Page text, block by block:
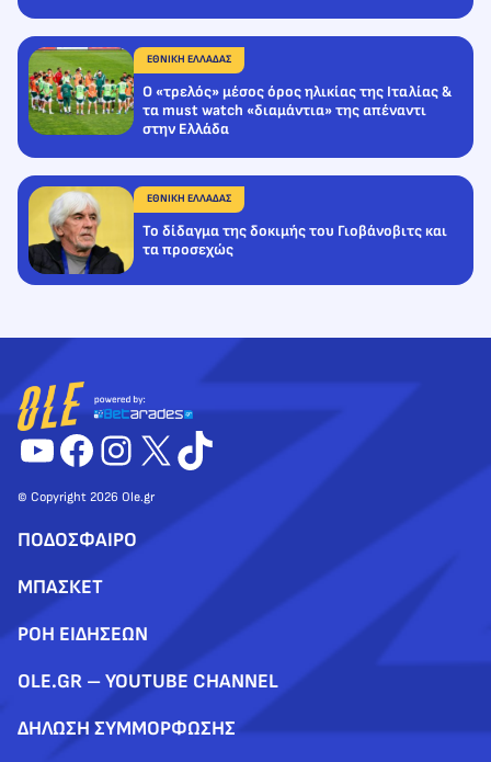
ΕΘΝΙΚΗ ΕΛΛΑΔΑΣ
Ο «τρελός» μέσος όρος ηλικίας της Ιταλίας &
τα must watch «διαμάντια» της απέναντι
στην Ελλάδα
ΕΘΝΙΚΗ ΕΛΛΑΔΑΣ
Το δίδαγμα της δοκιμής του Γιοβάνοβιτς και
τα προσεχώς
YouTube
Facebook
Instagram
X TikTok
© Copyright 2026 Ole.gr
ΠΟΔΟΣΦΑΙΡΟ
ΜΠΑΣΚΕΤ
ΡΟΗ ΕΙΔΗΣΕΩΝ
OLE.GR – YOUTUBE CHANNEL
ΔΗΛΩΣΗ ΣΥΜΜΟΡΦΩΣΗΣ